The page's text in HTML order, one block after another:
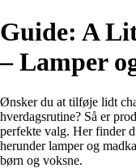
Guide: A
– Lamper
Ønsker du at tilføje lidt
hverdagsrutine? Så er
perfekte valg. Her finder
herunder lamper og
børn og voksne.